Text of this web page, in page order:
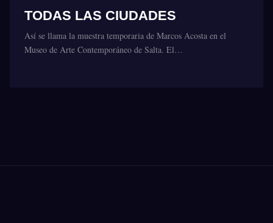
TODAS LAS CIUDADES
Así se llama la muestra temporaria de Marcos Acosta en el
Museo de Arte Contemporáneo de Salta. El…